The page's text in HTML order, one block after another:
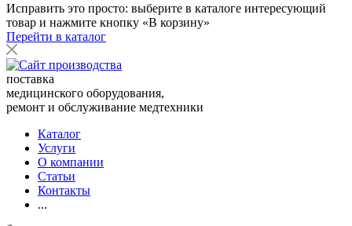
Исправить это просто: выберите в каталоге интересующий
товар и нажмите кнопку «В корзину»
Перейти в каталог
поставка
медицинского оборудования,
ремонт и обслуживание медтехники
Каталог
Услуги
О компании
Статьи
Контакты
...